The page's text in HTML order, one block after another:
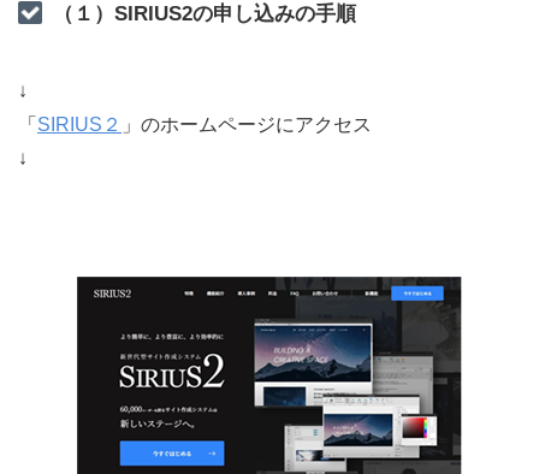
（１）SIRIUS2の申し込みの手順
↓
「 SIRIUS２ 」のホームページにアクセス
↓